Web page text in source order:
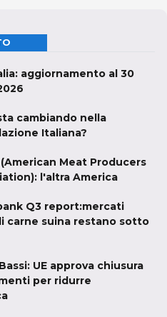
aggiornamento al 30
cambiando nella
Italiana?
(American Meat Producers
l'altra America
Q3 report:mercati
carne suina restano sotto
UE approva chiusura
per ridurre